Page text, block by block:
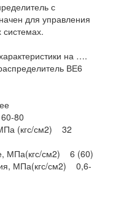
с
для управления
системах.
на ….
ВЕ6
80
(кгс/см2) 32
МПа(кгс/см2) 6 (60)
МПа(кгс/см2) 0,6-